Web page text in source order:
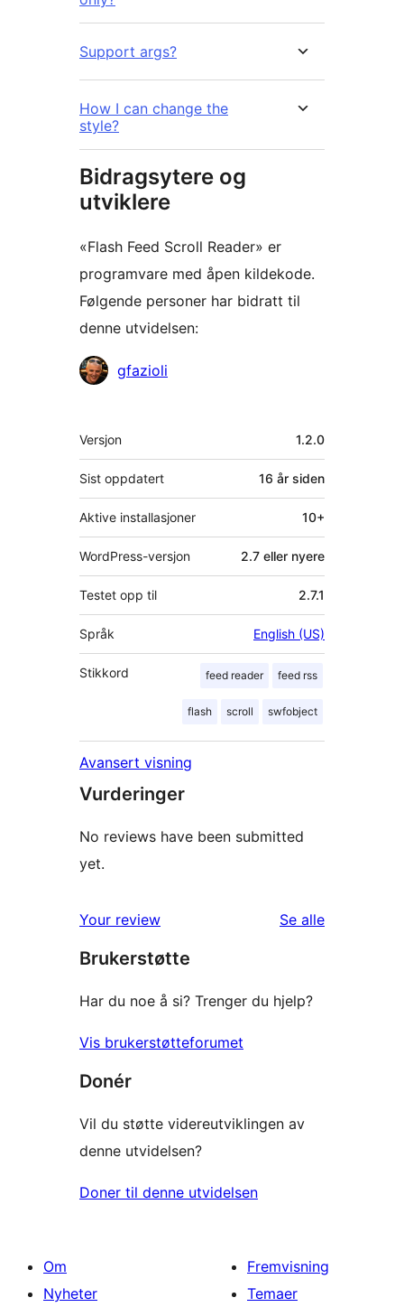
Support args?
How I can change the
style?
Bidragsytere og
utviklere
«Flash Feed Scroll Reader» er
programvare med åpen kildekode.
Følgende personer har bidratt til
denne utvidelsen:
Bidragsytere
gfazioli
Meta
Versjon 1.2.0
Sist oppdatert 16 år siden
Aktive installasjoner 10+
WordPress-versjon 2.7 eller nyere
Testet opp til 2.7.1
Språk English (US)
Stikkord feed reader feed rss
flash scroll swfobject
Avansert visning
Vurderinger
No reviews have been submitted
yet.
Your review Se alleomtalene
Brukerstøtte
Har du noe å si? Trenger du hjelp?
Vis brukerstøtteforumet
Donér
Vil du støtte videreutviklingen av
denne utvidelsen?
Doner til denne utvidelsen
Om
Nyheter
Fremvisning
Temaer